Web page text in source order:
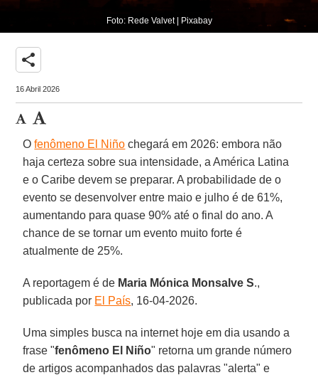
Foto: Rede Valvet | Pixabay
share
16 Abril 2026
Ofenômeno El Niño chegará em 2026: embora não
haja certeza sobre sua intensidade, a América Latina
e o Caribe devem se preparar. A probabilidade de o
evento se desenvolver entre maio e julho é de 61%,
aumentando para quase 90% até o final do ano. A
chance de se tornar um evento muito forte é
atualmente de 25%.
A reportagem é de Maria Mónica Monsalve S.,
publicada por El País, 16-04-2026.
Uma simples busca na internet hoje em dia usando a
frase "fenômeno El Niño" retorna um grande número
de artigos acompanhados das palavras "alerta" e